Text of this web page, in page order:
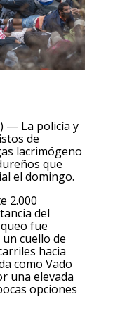
— La policía y
de
lacrimógeno
que
el domingo.
2.000
del
fue
cuello de
hacia
como Vado
una elevada
opciones